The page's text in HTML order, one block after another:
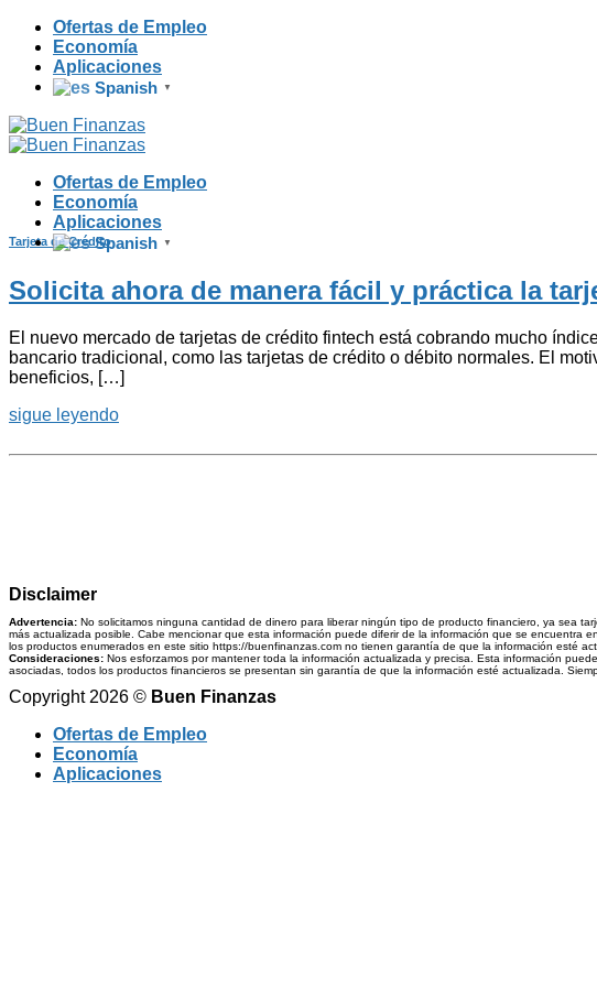
Skip
content
Ofertas de Empleo
Economía
Aplicaciones
Spanish
▼
Ofertas de Empleo
Economía
Aplicaciones
Spanish
▼
Tarjeta de Crédito
Solicita ahora de manera fácil y práctica la
El nuevo mercado de tarjetas de crédito fintech está cobrando mucho
bancario tradicional, como las tarjetas de crédito o débito normales. El
beneficios, […]
sigue leyendo
Disclaimer
Advertencia: No solicitamos ninguna cantidad de dinero para liberar ningún tipo de producto financiero, ya sea
más actualizada posible. Cabe mencionar que esta información puede diferir de la información que se
los productos enumerados en este sitio https://buenfinanzas.com no tienen garantía de que la información esté
Consideraciones: Nos esforzamos por mantener toda la información actualizada y precisa. Esta información
asociadas, todos los productos financieros se presentan sin garantía de que la información esté actualizada.
Copyright 2026 © Buen Finanzas
Ofertas de Empleo
Economía
Aplicaciones